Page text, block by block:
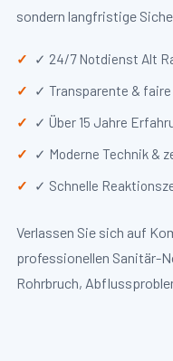
sondern langfristige
✓ 24/7 Notdienst Alt
✓ Transparente & faire
✓ Über 15 Jahre
✓ Moderne Technik &
✓ Schnelle
Verlassen Sie sich auf
professionellen Sanitär-
Rohrbruch,